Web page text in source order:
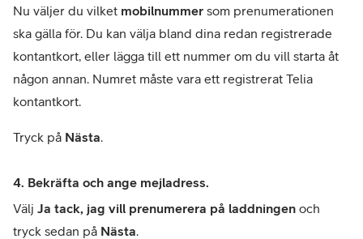
Nu väljer du vilket mobilnummer som prenumerationen
ska gälla för. Du kan välja bland dina redan registrerade
kontantkort, eller lägga till ett nummer om du vill starta åt
någon annan. Numret måste vara ett registrerat Telia
kontantkort.
Tryck på Nästa.
4. Bekräfta och ange mejladress.
Välj Ja tack, jag vill prenumerera på laddningen och
tryck sedan på Nästa.